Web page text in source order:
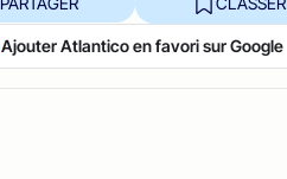
Ajouter Atlantico en favori sur Google